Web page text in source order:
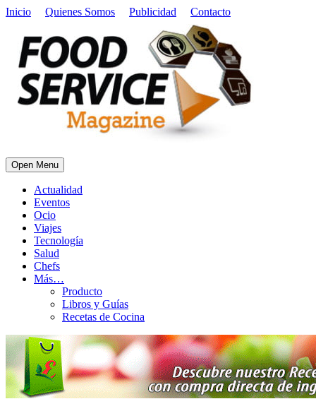
Inicio Quienes Somos Publicidad Contacto
Open Menu
Actualidad
Eventos
Ocio
Viajes
Tecnología
Salud
Chefs
Más…
Producto
Libros y Guías
Recetas de Cocina